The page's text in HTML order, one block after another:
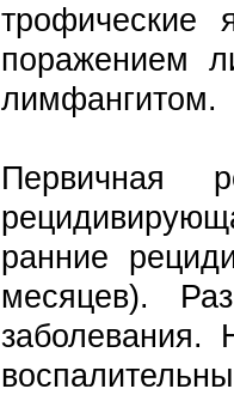
поражением
лимфангитом.
Первичная
ранние
месяцев).
заболевания.